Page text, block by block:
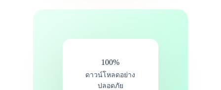
100%​
ดาวน์โหลดอย่าง
ปลอดภัย